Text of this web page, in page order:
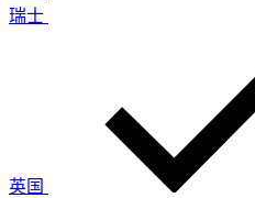
瑞士
英国